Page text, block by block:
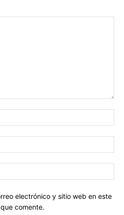
electrónico y sitio web en este
comente.